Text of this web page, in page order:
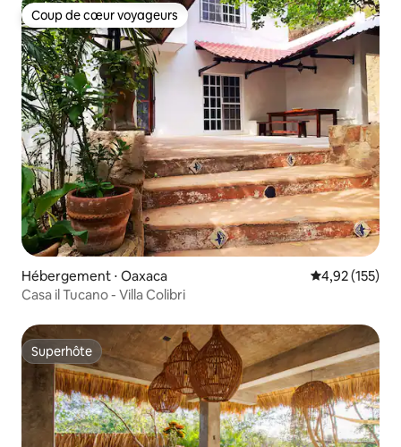
Coup de cœur voyageurs
Coup de cœur voyageurs
Hébergement ⋅ Oaxaca Évaluation
4,92 (155)
Casa il Tucano - Villa Colibri
Superhôte
Superhôte